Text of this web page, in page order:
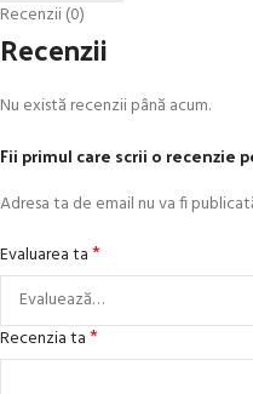
Recenzii (0)
Recenzii
Nu există recenzii până acum.
Fii primul care scrii o recenzie
Adresa ta de email nu va fi
Evaluarea ta*
Recenzia ta*